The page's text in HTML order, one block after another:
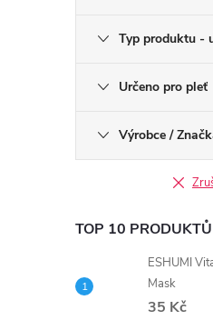
Typ produktu -
Určeno pro pleť
Výrobce /
TOP 10 PRODUKTŮ
ESHUMI
Mask
35 Kč